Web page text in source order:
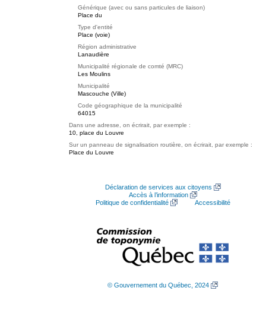
Générique (avec ou sans particules de liaison)
Place du
Type d'entité
Place (voie)
Région administrative
Lanaudière
Municipalité régionale de comté (MRC)
Les Moulins
Municipalité
Mascouche (Ville)
Code géographique de la municipalité
64015
Dans une adresse, on écrirait, par exemple :
10, place du Louvre
Sur un panneau de signalisation routière, on écrirait, par exemple :
Place du Louvre
Déclaration de services aux citoyens
Accès à l’information
Politique de confidentialité
Accessibilité
© Gouvernement du Québec, 2024